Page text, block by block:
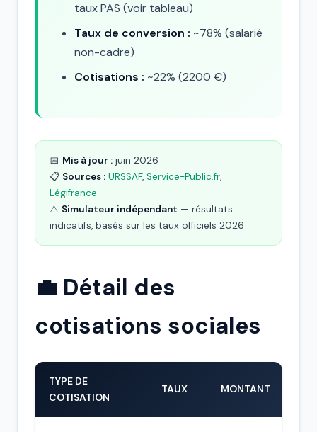
taux PAS (voir tableau)
Taux de conversion : ~78% (salarié
non-cadre)
Cotisations : ~22% (2200 €)
📅 Mis à jour : juin 2026
📋 Sources : URSSAF, Service-Public.fr,
Légifrance
⚠️ Simulateur indépendant — résultats
indicatifs, basés sur les taux officiels 2026
💼 Détail des
cotisations sociales
TYPE DE
COTISATION
TAUX MONTANT